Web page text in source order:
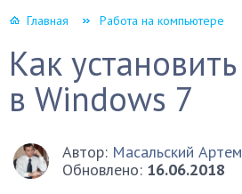
Главная Работа на компьютере
Как
в Windows 7
Автор: Масальский Артем
Обновлено: 16.06.2018